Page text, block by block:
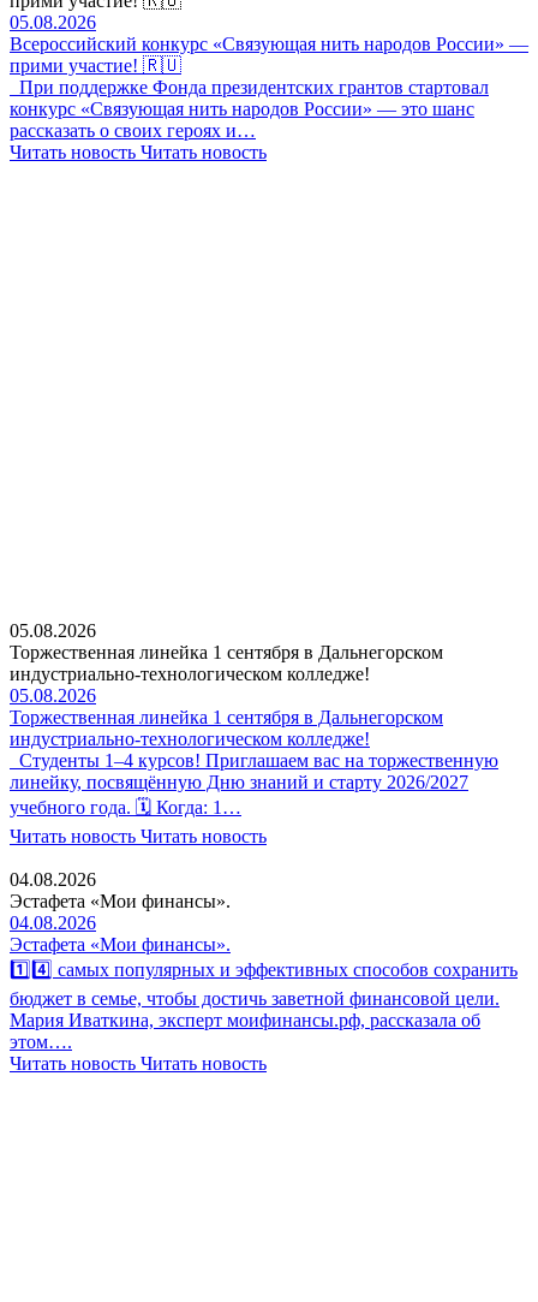
05.08.2026
Всероссийский конкурс «Связующая нить народов России» —
прими участие! 🇷🇺
При поддержке Фонда президентских грантов стартовал
конкурс «Связующая нить народов России» — это шанс
рассказать о своих героях и…
Читать новость Читать новость
05.08.2026
Торжественная линейка 1 сентября в Дальнегорском
индустриально-технологическом колледже!
05.08.2026
Торжественная линейка 1 сентября в Дальнегорском
индустриально-технологическом колледже!
Студенты 1–4 курсов! Приглашаем вас на торжественную
линейку, посвящённую Дню знаний и старту 2026/2027
учебного года. 🗓 Когда: 1…
Читать новость Читать новость
04.08.2026
Эстафета «Мои финансы».
04.08.2026
Эстафета «Мои финансы».
1️⃣4️⃣ самых популярных и эффективных способов сохранить
бюджет в семье, чтобы достичь заветной финансовой цели.
Мария Иваткина, эксперт моифинансы.рф, рассказала об
этом….
Читать новость Читать новость